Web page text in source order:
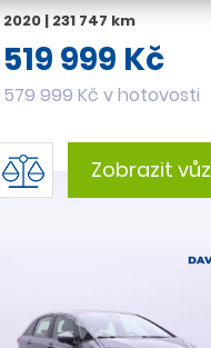
2020 | 231 747 km
519 999 Kč
579 999 Kč v hotovosti
Zobrazit vůz